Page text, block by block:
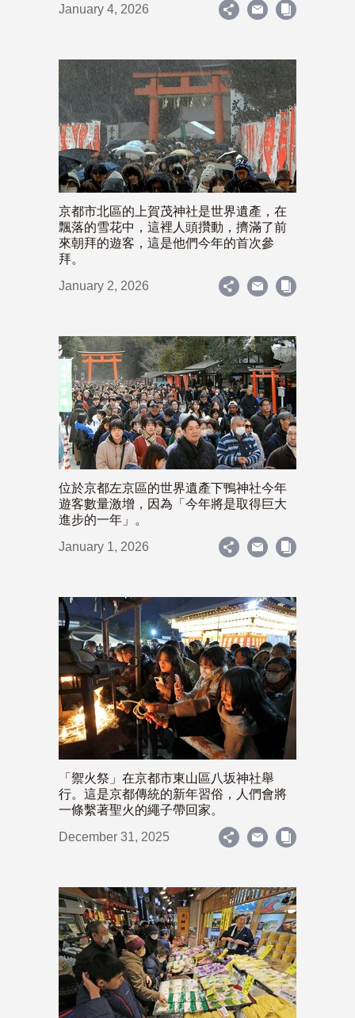
January 4, 2026
京都市北區的上賀茂神社是世界遺產，在
飄落的雪花中，這裡人頭攢動，擠滿了前
來朝拜的遊客，這是他們今年的首次參
拜。
January 2, 2026
位於京都左京區的世界遺產下鴨神社今年
遊客數量激增，因為「今年將是取得巨大
進步的一年」。
January 1, 2026
「禦火祭」在京都市東山區八坂神社舉
行。這是京都傳統的新年習俗，人們會將
一條繫著聖火的繩子帶回家。
December 31, 2025